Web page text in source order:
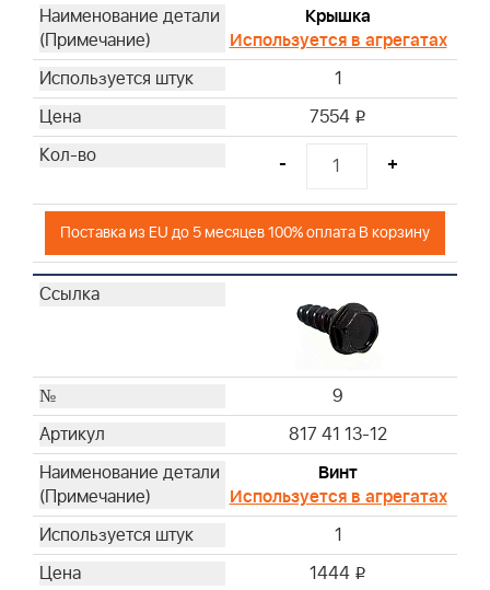
Крышка
Используется в агрегатах
1
7554 i
- +
Поставка из EU до 5 месяцев 100% оплата В корзину
9
817 41 13-12
Винт
Используется в агрегатах
1
1444 i